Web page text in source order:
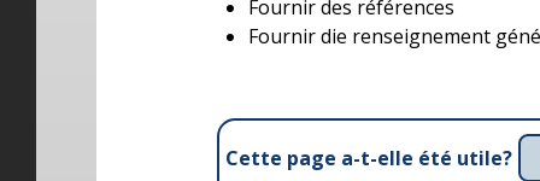
Fournir des références
Fournir die renseignement
Cette page a-t-elle été utile?